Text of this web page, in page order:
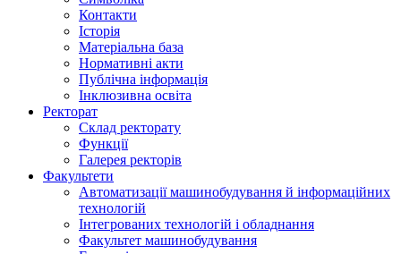
Контакти
Історія
Матеріальна база
Нормативні акти
Публічна інформація
Інклюзивна освіта
Ректорат
Склад ректорату
Функції
Галерея ректорів
Факультети
Автоматизації машинобудування й інформаційних
технологій
Інтегрованих технологій і обладнання
Факультет машинобудування